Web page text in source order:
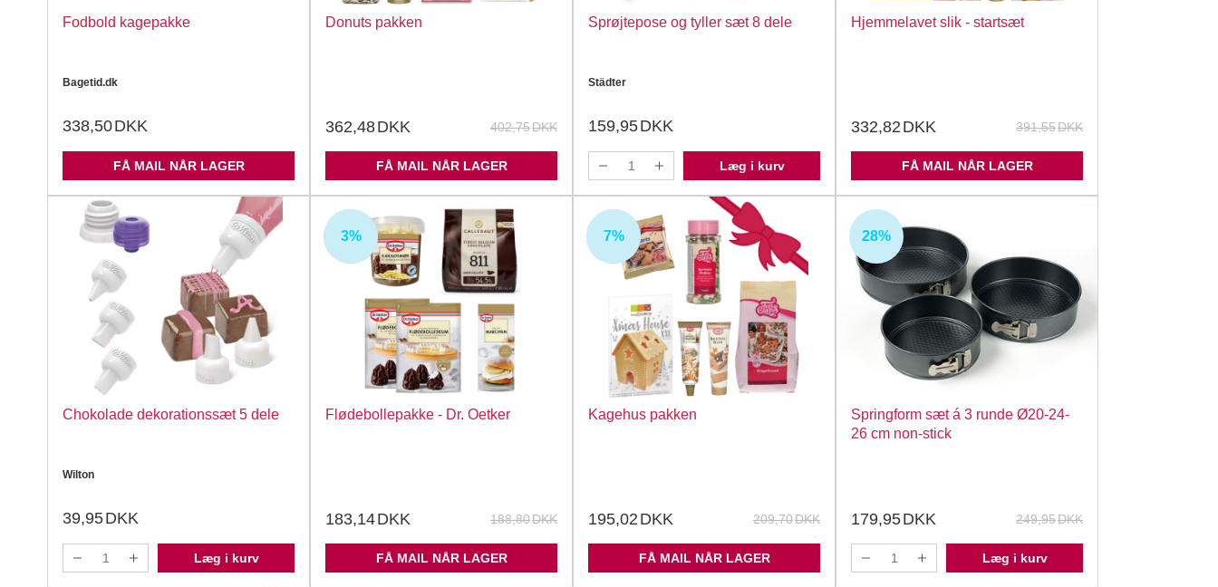
Fodbold kagepakke
Bagetid.dk
338,50DKK
FÅ MAIL NÅR LAGER
Donuts pakken
402,75DKK
362,48DKK
FÅ MAIL NÅR LAGER
Sprøjtepose og tyller sæt 8 dele
Städter
159,95DKK
Læg i kurv
Hjemmelavet slik - startsæt
391,55DKK
332,82 DKK
FÅ MAIL NÅR LAGER
Chokolade dekorationssæt 5 dele
Wilton
39,95DKK
Læg i kurv
UDSOLGT
3%
Flødebollepakke - Dr. Oetker
188,80DKK
183,14DKK
FÅ MAIL NÅR LAGER
UDSOLGT
7%
Kagehus pakken
209,70DKK
195,02 DKK
FÅ MAIL NÅR LAGER
28%
Springform sæt á 3 runde Ø20-24-
26 cm non-stick
249,95DKK
179,95DKK
Læg i kurv